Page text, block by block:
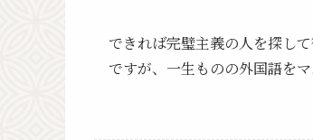
できれば完璧主義の人を探し
ですが、一生ものの外国語を